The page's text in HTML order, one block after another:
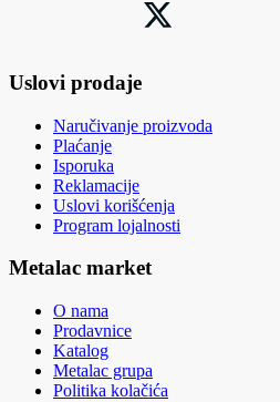
Uslovi prodaje
Naručivanje proizvoda
Plaćanje
Isporuka
Reklamacije
Uslovi korišćenja
Program lojalnosti
Metalac market
O nama
Prodavnice
Katalog
Metalac grupa
Politika kolačića